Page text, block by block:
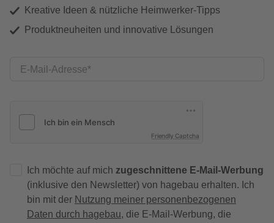
Kreative Ideen & nützliche Heimwerker-Tipps
Produktneuheiten und innovative Lösungen
E-Mail-Adresse
Friendly Captcha
Ich möchte auf mich zugeschnittene E-Mail-Werbung
(inklusive den Newsletter) von hagebau erhalten. Ich
bin mit der Nutzung meiner personenbezogenen
Daten durch hagebau, die E-Mail-Werbung, die